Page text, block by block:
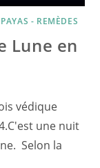
- REMÈDES
Lune en
védique
une nuit
Selon la